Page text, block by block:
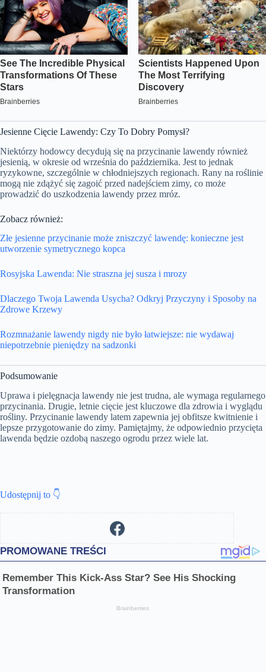
Jesienne Cięcie Lawendy: Czy To Dobry Pomysł?
Niektórzy hodowcy decydują się na przycinanie lawendy również
jesienią, w okresie od września do października. Jest to jednak
ryzykowne, szczególnie w chłodniejszych regionach. Rany na roślinie
mogą nie zdążyć się zagoić przed nadejściem zimy, co może
prowadzić do uszkodzenia lawendy przez mróz.
Zobacz również:
Złe jesienne przycinanie może zniszczyć lawendę: konieczne jest
utworzenie symetrycznego kopca
Rosyjska Lawenda: Nie straszna jej susza i mrozy
Dlaczego Twoja Lawenda Usycha? Odkryj Przyczyny i Sposoby na
Zdrowe Krzewy
Rozmnażanie lawendy nigdy nie było łatwiejsze: nie wydawaj
niepotrzebnie pieniędzy na sadzonki
Podsumowanie
Uprawa i pielęgnacja lawendy nie jest trudna, ale wymaga regularnego
przycinania. Drugie, letnie cięcie jest kluczowe dla zdrowia i wyglądu
rośliny. Przycinanie lawendy latem zapewnia jej obfitsze kwitnienie i
lepsze przygotowanie do zimy. Pamiętajmy, że odpowiednio przycięta
lawenda będzie ozdobą naszego ogrodu przez wiele lat.
Udostępnij to 👇